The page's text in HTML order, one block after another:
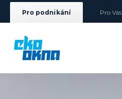
Pro podnikání Pro Vás